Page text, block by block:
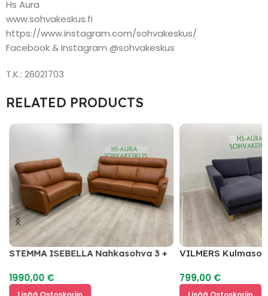
Hs Aura
www.sohvakeskus.fi
https://www.instagram.com/sohvakeskus/
Facebook & Instagram @sohvakeskus
T.K.: 26021703
RELATED PRODUCTS
STEMMA ISEBELLA Nahkasohva 3 +
1990,00 €
VILMERS
799,00 €